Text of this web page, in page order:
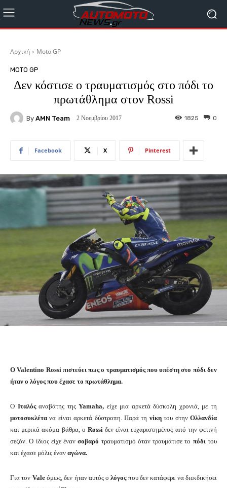
Αρχική Moto GP
MOTO GP
Δεν κόστισε ο τραυματισμός στο πόδι το
πρωτάθλημα στον Rossi
By AMN Team 2 Νοεμβρίου 2017 0
1825
Facebook X Pinterest
Ο Valentino Rossi πιστεύει πως ο τραυματισμός που υπέστη στο πόδι δεν
ήταν ο λόγος που έχασε το πρωτάθλημα.
Ο Ιταλόςαναβάτης τηςYamaha, είχε μια αρκετά δύσκολη χρονιά, με τη
μοτοσυκλέτα να είναι αρκετά δύστροπη. Παρά τη νίκητου στηνΟλλανδία
και μερικά ακόμα βάθρα, ο Rossi δεν είναι ευχαριστημένος από την φετινή
σεζόν. Ο ίδιος είχε ένανσοβαρό τραυματισμό όταν τραυμάτισε το πόδι του
και έχασε μόλις έναν αγώνα.
Για τον Valeόμως, δεν ήταν αυτός ολόγοςπου δεν κατάφερε να διεκδικήσει